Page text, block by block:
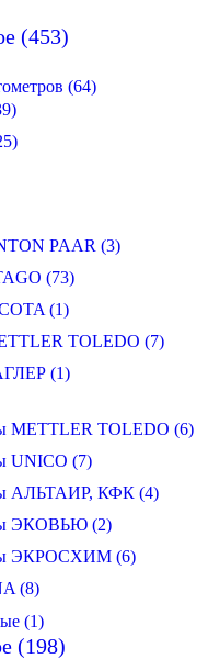
(453)
(64)
PAAR (3)
(73)
(1)
TOLEDO (7)
(1)
METTLER TOLEDO (6)
UNICO (7)
АЛЬТАИР, КФК (4)
ЭКОВЬЮ (2)
ЭКРОСХИМ (6)
(8)
(1)
(198)